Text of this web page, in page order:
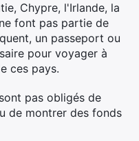
Chypre, l'Irlande, la
font pas partie de
un passeport ou
pour voyager à
ces pays.
pas obligés de
de montrer des fonds